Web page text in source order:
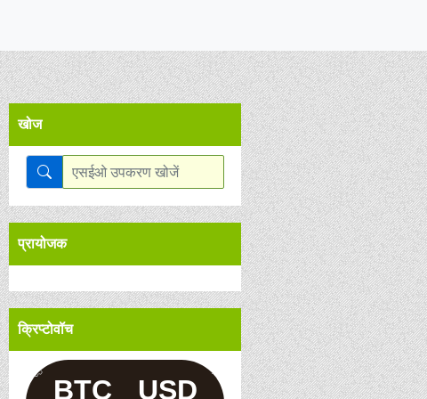
खोज
प्रायोजक
क्रिप्टोवॉच